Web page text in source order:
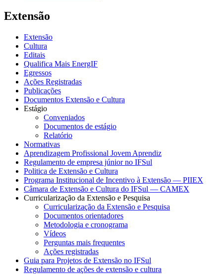
Extensão
Extensão
Cultura
Editais
Qualifica Mais EnergIF
Egressos
Ações Registradas
Publicações
Documentos Extensão e Cultura
Estágio
Conveniados
Documentos de estágio
Relatório
Normativas
Aprendizagem Profissional Jovem Aprendiz
Regulamento de empresa júnior no IFSul
Politica de Extensão e Cultura
Programa Institucional de Incentivo à Extensão — PIIEX
Câmara de Extensão e Cultura do IFSul — CAMEX
Curricularização da Extensão e Pesquisa
Curricularização da Extensão e Pesquisa
Documentos orientadores
Metodologia e cronograma
Vídeos
Perguntas mais frequentes
Ações registradas
Guia para Projetos de Extensão no IFSul
Regulamento de ações de extensão e cultura